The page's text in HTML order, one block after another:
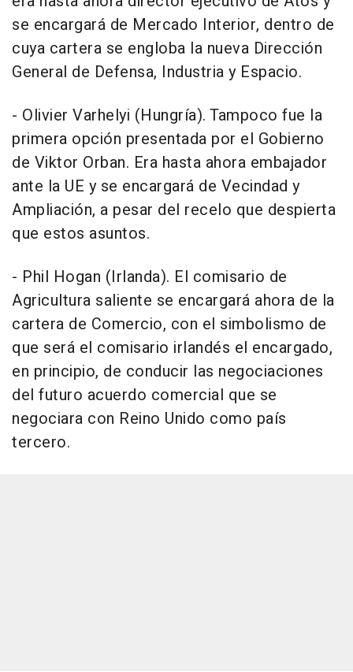
se encargará de Mercado Interior, dentro de
cuya cartera se engloba la nueva Dirección
General de Defensa, Industria y Espacio.
- Olivier Varhelyi (Hungría). Tampoco fue la
primera opción presentada por el Gobierno
de Viktor Orban. Era hasta ahora embajador
ante la UE y se encargará de Vecindad y
Ampliación, a pesar del recelo que despierta
que estos asuntos.
- Phil Hogan (Irlanda). El comisario de
Agricultura saliente se encargará ahora de la
cartera de Comercio, con el simbolismo de
que será el comisario irlandés el encargado,
en principio, de conducir las negociaciones
del futuro acuerdo comercial que se
negociara con Reino Unido como país
tercero.